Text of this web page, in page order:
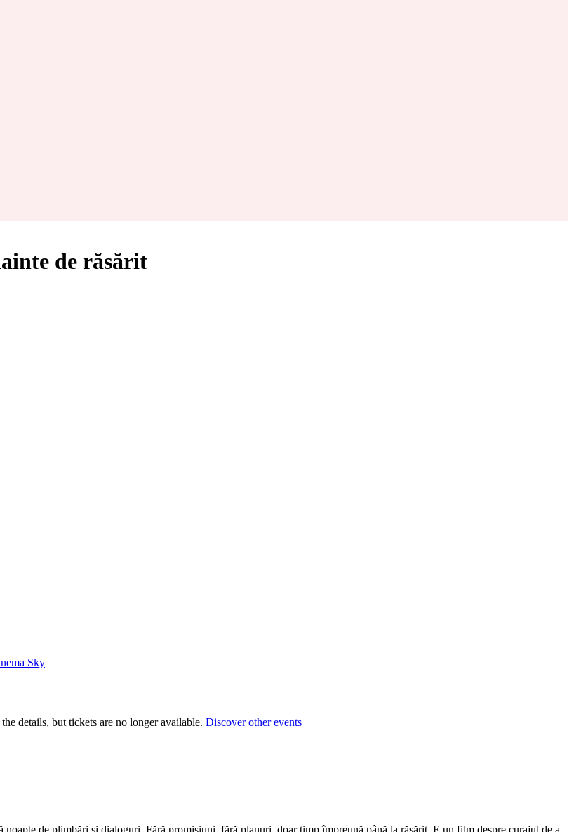
de răsărit
Sky
details, but tickets are no longer available. Discover other events
de plimbări și dialoguri. Fără promisiuni, fără planuri, doar timp împreună până la răsărit. E un film despre curajul de a